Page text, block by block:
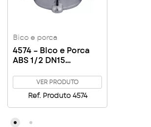
Bico e porca
4574 – Bico e Porca
ABS 1/2 DN15
JardimVER PRODUTO
Ref. Produto 4574